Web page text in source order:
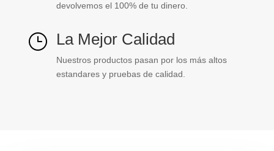
devolvemos el 100% de tu dinero.
} La Mejor Calidad
Nuestros productos pasan por los más altos
estandares y pruebas de calidad.